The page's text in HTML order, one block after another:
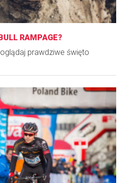
RAMPAGE?
prawdziwe święto